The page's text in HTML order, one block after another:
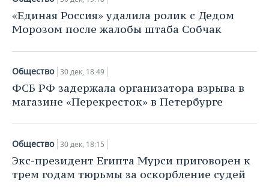
«Единая Россия» удалила ролик с Дедом
Морозом после жалобы штаба Собчак
Общество 30 дек, 18:49
ФСБ РФ задержала организатора взрыва в
магазине «Перекресток» в Петербурге
Общество 30 дек, 18:15
Экс-президент Египта Мурси приговорен к
трем годам тюрьмы за оскорбление судей